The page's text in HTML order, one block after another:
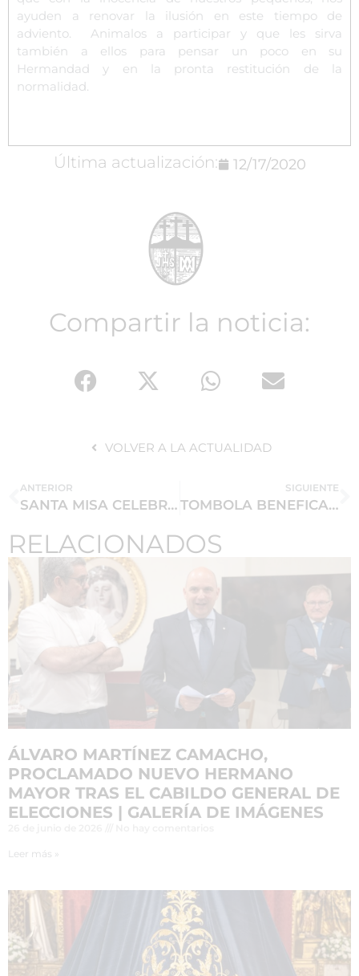
ayuden a renovar la ilusión en este tiempo de
adviento. Animalos a participar y que les sirva
también a ellos para pensar un poco en su
Hermandad y en la pronta restitución de la
normalidad.
Última actualización: 12/17/2020
Compartir la noticia:
VOLVER A LA ACTUALIDAD
ANTERIOR
SANTA MISA CELEBRACIÓN DE LA NAVIDAD ESTA TARDE ANTE NUESTROS TITULARES
SIGUIENTE
TOMBOLA BENEFICA VIRTUAL A BENEFECIO DE LA ASOCIACIÓN REGINA MUNDI
RELACIONADOS
ÁLVARO MARTÍNEZ CAMACHO,
PROCLAMADO NUEVO HERMANO
MAYOR TRAS EL CABILDO GENERAL DE
ELECCIONES | GALERÍA DE IMÁGENES
Leer más »